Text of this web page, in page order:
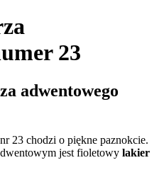
23
adwentowego
23 chodzi o piękne paznokcie.
jest fioletowy lakier